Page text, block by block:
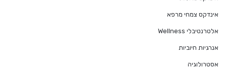
אינדקס צמחי מרפא
אלטרנטיבלי Wellness
אנרגיות חיוביות
אסטרולוגיה